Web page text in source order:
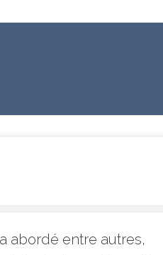
abordé entre autres,